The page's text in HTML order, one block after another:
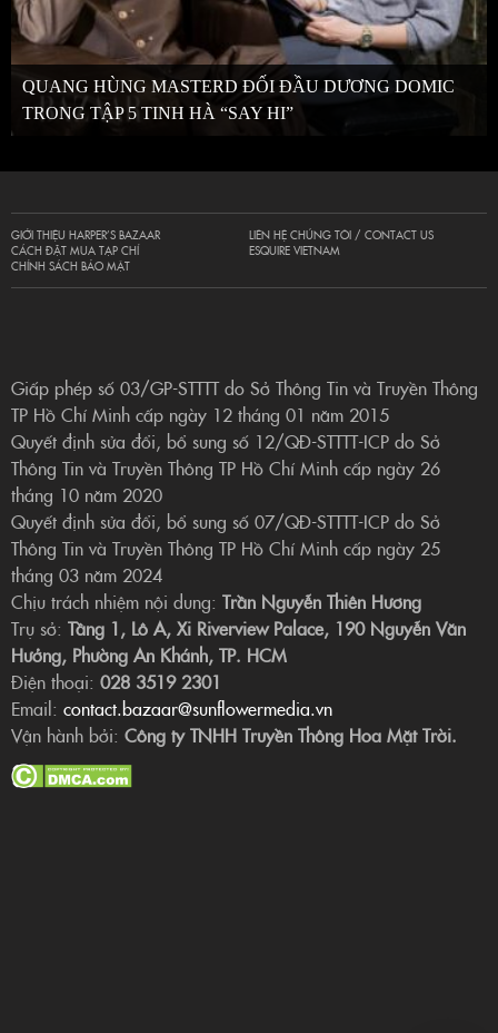
QUANG HÙNG MASTERD ĐỐI ĐẦU DƯƠNG DOMIC
TRONG TẬP 5 TINH HÀ “SAY HI”
GIỚI THIỆU HARPER’S BAZAAR
CÁCH ĐẶT MUA TẠP CHÍ
CHÍNH SÁCH BẢO MẬT
LIÊN HỆ CHÚNG TÔI / CONTACT US
ESQUIRE VIETNAM
Giấp phép số 03/GP-STTTT do Sở Thông Tin và Truyền Thông
TP Hồ Chí Minh cấp ngày 12 tháng 01 năm 2015
Quyết định sửa đổi, bổ sung số 12/QĐ-STTTT-ICP do Sở
Thông Tin và Truyền Thông TP Hồ Chí Minh cấp ngày 26
tháng 10 năm 2020
Quyết định sửa đổi, bổ sung số 07/QĐ-STTTT-ICP do Sở
Thông Tin và Truyền Thông TP Hồ Chí Minh cấp ngày 25
tháng 03 năm 2024
Chịu trách nhiệm nội dung: Trần Nguyễn Thiên Hương
Trụ sở: Tầng 1, Lô A, Xi Riverview Palace, 190 Nguyễn Văn
Hưởng, Phường An Khánh, TP. HCM
Điện thoại: 028 3519 2301
Email: contact.bazaar@sunflowermedia.vn
Vận hành bởi: Công ty TNHH Truyền Thông Hoa Mặt Trời.